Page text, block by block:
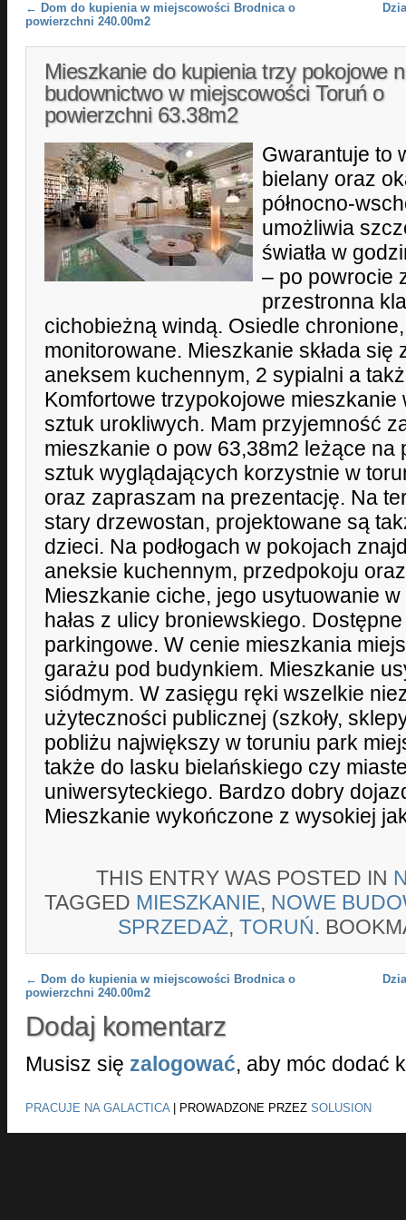
Post navigation
← Dom do kupienia w miejscowości Brodnica o
powierzchni 240.00m2
Mieszkanie do kupienia trzy pokojowe
budownictwo w miejscowości Toruń o
powierzchni 63.38m2
Gwarantuje to
bielany oraz
północno-
umożliwia
światła w
– po powrocie
przestronna
cichobieżną windą. Osiedle
monitorowane. Mieszkanie składa się
aneksem kuchennym, 2 sypialni a
Komfortowe trzypokojowe mieszkanie
sztuk urokliwych. Mam przyjemność
mieszkanie o pow 63,38m2 leżące na
sztuk wyglądających korzystnie w
oraz zapraszam na prezentację. Na
stary drzewostan, projektowane są
dzieci. Na podłogach w pokojach
aneksie kuchennym, przedpokoju
Mieszkanie ciche, jego usytuowanie
hałas z ulicy broniewskiego.
parkingowe. W cenie mieszkania
garażu pod budynkiem. Mieszkanie
siódmym. W zasięgu ręki wszelkie
użyteczności publicznej (szkoły,
pobliżu największy w toruniu park
także do lasku bielańskiego czy
uniwersyteckiego. Bardzo dobry
Mieszkanie wykończone z wysokiej
THIS ENTRY WAS POSTED IN
TAGGED MIESZKANIE, NOWE
SPRZEDAŻ, TORUŃ.
Post navigation
← Dom do kupienia w miejscowości Brodnica o
powierzchni 240.00m2
Dodaj komentarz
Musisz się zalogować, aby móc dodać
PRACUJE NA GALACTICA| PROWADZONE PRZEZ SOLUSION